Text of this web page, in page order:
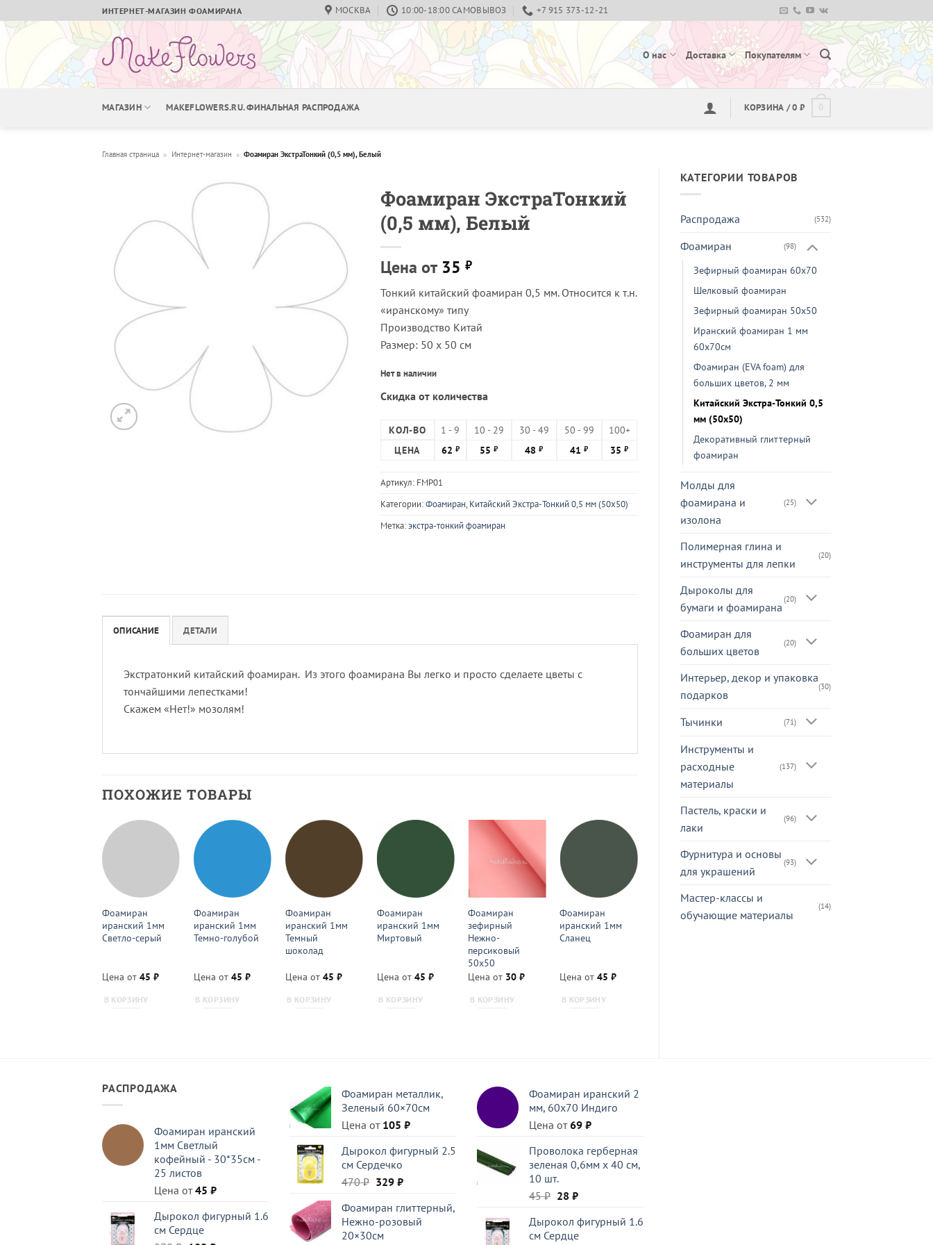
to
content
ИНТЕРНЕТ-МАГАЗИН ФОАМИРАНА МОСКВА 10:00-18:00 САМОВЫВОЗ +7 915 373-12-21
О нас Доставка Покупателям
МАГАЗИН MAKEFLOWERS.RU. ФИНАЛЬНАЯ РАСПРОДАЖА КОРЗИНА /0 ₽
Главная страница » Интернет-магазин » Фоамиран ЭкстраТонкий (0,5 мм), Белый
КАТЕГОРИИ ТОВАРОВ
Распродажа (532)
Фоамиран (98)
Зефирный фоамиран 60х70
Шелковый фоамиран
Зефирный фоамиран 50х50
Иранский фоамиран 1 мм
60х70см
Фоамиран (EVA foam) для
больших цветов, 2 мм
Китайский Экстра-Тонкий 0,5
мм (50х50)
Декоративный глиттерный
фоамиран
Молды для
фоамирана и
изолона
(25)
Полимерная глина и
инструменты для лепки
(20)
Дыроколы для
бумаги и фоамирана
(20)
Фоамиран для
больших цветов
(20)
Интерьер, декор и упаковка
подарков
(30)
Тычинки (71)
Инструменты и
расходные
материалы
(137)
Пастель, краски и
лаки
(96)
Фурнитура и основы
для украшений
(93)
Мастер-классы и
обучающие материалы
(14)
Фоамиран ЭкстраТонкий
(0,5 мм), Белый
Цена от 35 ₽
Тонкий китайский фоамиран 0,5 мм. Относится к т.н.
«иранскому» типу
Производство Китай
Размер: 50 х 50 см
Нет в наличии
Скидка от количества
КОЛ-ВО 1 - 9 10 - 29 30 - 49 50 - 99
100+
ЦЕНА
62 ₽ 55₽ 48₽ 41₽ 35₽
Артикул: FMP01
Категории:Фоамиран, Китайский Экстра-Тонкий 0,5 мм (50х50)
Метка:экстра-тонкий фоамиран
ОПИСАНИЕ ДЕТАЛИ
Экстратонкий китайский фоамиран. Из этого фоамирана Вы легко и просто сделаете цветы с
тончайшими лепестками!
Скажем «Нет!» мозолям!
ПОХОЖИЕ ТОВАРЫ
Фоамиран
иранский 1мм
Светло-серый
Цена от 45 ₽
В КОРЗИНУ
Фоамиран
иранский 1мм
Темно-голубой
Цена от 45 ₽
В КОРЗИНУ
Фоамиран
иранский 1мм
Темный
шоколад
Цена от 45 ₽
В КОРЗИНУ
Фоамиран
иранский 1мм
Миртовый
Цена от 45 ₽
В КОРЗИНУ
Фоамиран
зефирный
Нежно-
персиковый
50х50
Цена от 30₽
В КОРЗИНУ
Фоамиран
иранский 1мм
Сланец
Цена от45₽
В КОРЗИНУ
Фоамиран
иранский 1мм
РАСПРОДАЖА
Фоамиран иранский
1мм Светлый
кофейный - 30*35см -
25 листов
Цена от45 ₽
Дырокол фигурный 1.6
см Сердце
Фоамиран металлик,
Зеленый 60×70см
Цена от 105 ₽
Дырокол фигурный 2.5
см Сердечко
470₽ Первоначальная
составляла
470 ₽.
329 ₽Текущая
329 ₽.
Фоамиран глиттерный,
Нежно-розовый
20×30см
Фоамиран иранский 2
мм, 60х70 Индиго
Цена от69 ₽
Проволока герберная
зеленая 0,6мм x 40 см,
10 шт.
45₽ Первоначальная
составляла
45 ₽.
28 ₽Текущая
28 ₽.
Дырокол фигурный 1.6
см Сердце